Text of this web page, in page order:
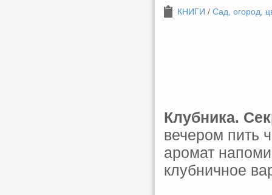
КНИГИ / Сад, огород,
Клубника.
вечером пить
аромат
клубничное